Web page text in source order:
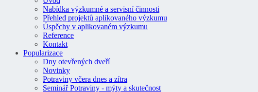
Nabídka výzkumné a servisní činnosti
Přehled projektů aplikovaného výzkumu
Úspěchy v aplikovaném výzkumu
Reference
Kontakt
Popularizace
Dny otevřených dveří
Novinky
Potraviny včera dnes a zítra
Seminář Potraviny - mýty a skutečnost